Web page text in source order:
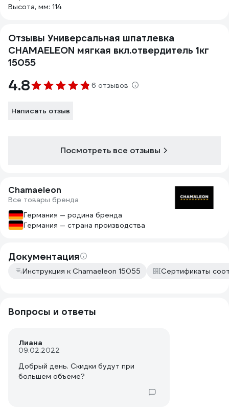
Высота, мм: 114
Отзывы Универсальная шпатлевка
CHAMAELEON мягкая вкл.отвердитель 1кг
15055
4.8 6 отзывов
Написать отзыв
Посмотреть все отзывы
Chamaeleon
Все товары бренда
Германия — родина бренда
Германия — страна производства
Документация
Инструкция к Chamaeleon 15055 Сертификаты
Вопросы и ответы
Лиана
09.02.2022
Добрый день. Скидки будут при
большем объеме?